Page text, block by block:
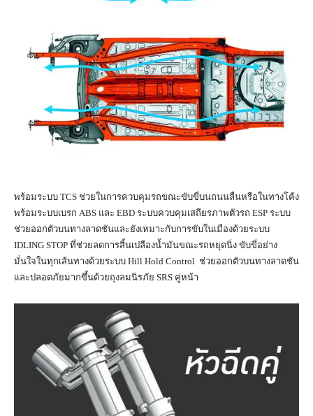
พร้อมระบบ TCS ช่วยในการควบคุมรถขณะขับขี่บนถนนลื่นหรือในทางโค้ง
พร้อมระบบเบรก ABS และ EBD ระบบควบคุมเสถียรภาพตัวรถ ESP ระบบ
ช่วยออกตัวบนทางลาดชันและยังเหมาะกับการขับในเมืองด้วยระบบ
IDLING STOP ที่ช่วยลดการสิ้นเปลืองน้ำมันขณะรถหยุดนิ่ง ขับขี่อย่าง
มั่นใจในทุกเส้นทางด้วยระบบ Hill Hold Control ช่วยออกตัวบนทางลาดชัน
และปลอดภัยมากขึ้นด้วยถุงลมนิรภัย SRS คู่หน้า